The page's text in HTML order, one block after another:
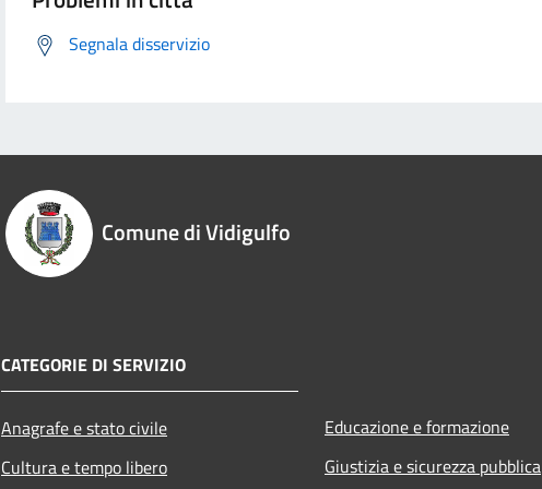
Segnala disservizio
Comune di Vidigulfo
CATEGORIE DI SERVIZIO
Anagrafe e stato civile
Cultura e tempo libero
Educazione e formazione
Giustizia e sicurezza pubblica